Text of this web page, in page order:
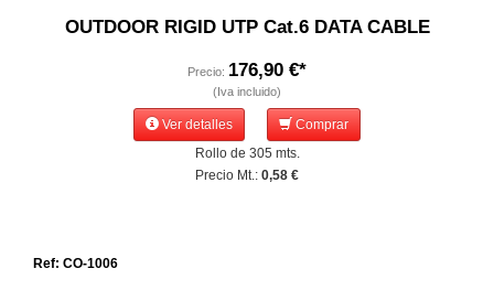
OUTDOOR RIGID UTP Cat.6 DATA CABLE
Precio: 176,90 €*
(Iva incluido)
Ver detalles
Comprar
Rollo de 305 mts.
Precio Mt.: 0,58 €
Ref: CO-1006